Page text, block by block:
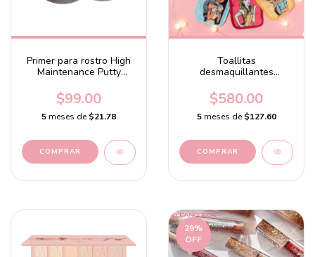
Primer para rostro High
Maintenance Putty
$99.00
5 meses de$21.78
Toallitas
desmaquillantes
7-Da
$580.00
5 meses de$127.60
29%
OFF